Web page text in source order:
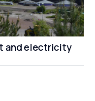
and electricity